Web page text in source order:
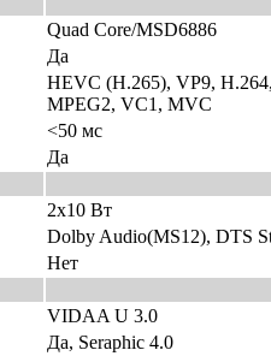
Quad Core/MSD6886
Да
HEVC (H.265), VP9,
MPEG2, VC1, MVC
<50 мс
Да
2х10 Вт
Dolby Audio(MS12), DTS
Нет
VIDAA U 3.0
Да, Seraphic 4.0